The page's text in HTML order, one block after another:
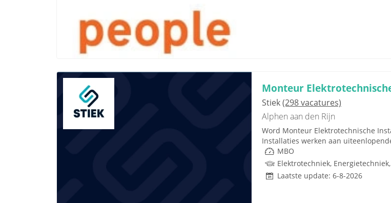
Monteur
Stiek(298 vacatures)
Alphen aan den Rijn
Word Monteur Elektrotechnische
Installaties werken aan
MBO
Laatste update: 6-8-2026